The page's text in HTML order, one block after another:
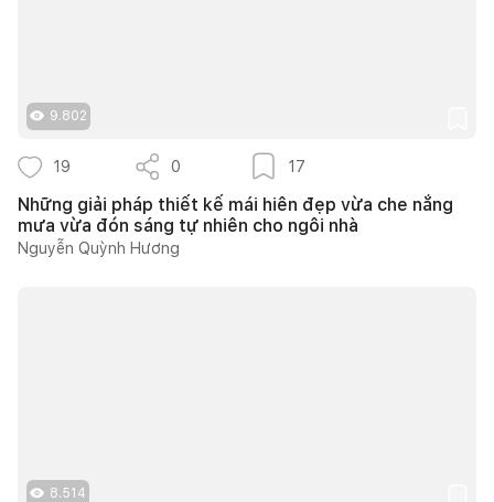
9.802
19 0 17
Những giải pháp thiết kế mái hiên đẹp vừa che nắng
mưa vừa đón sáng tự nhiên cho ngôi nhà
Nguyễn Quỳnh Hương
8.514